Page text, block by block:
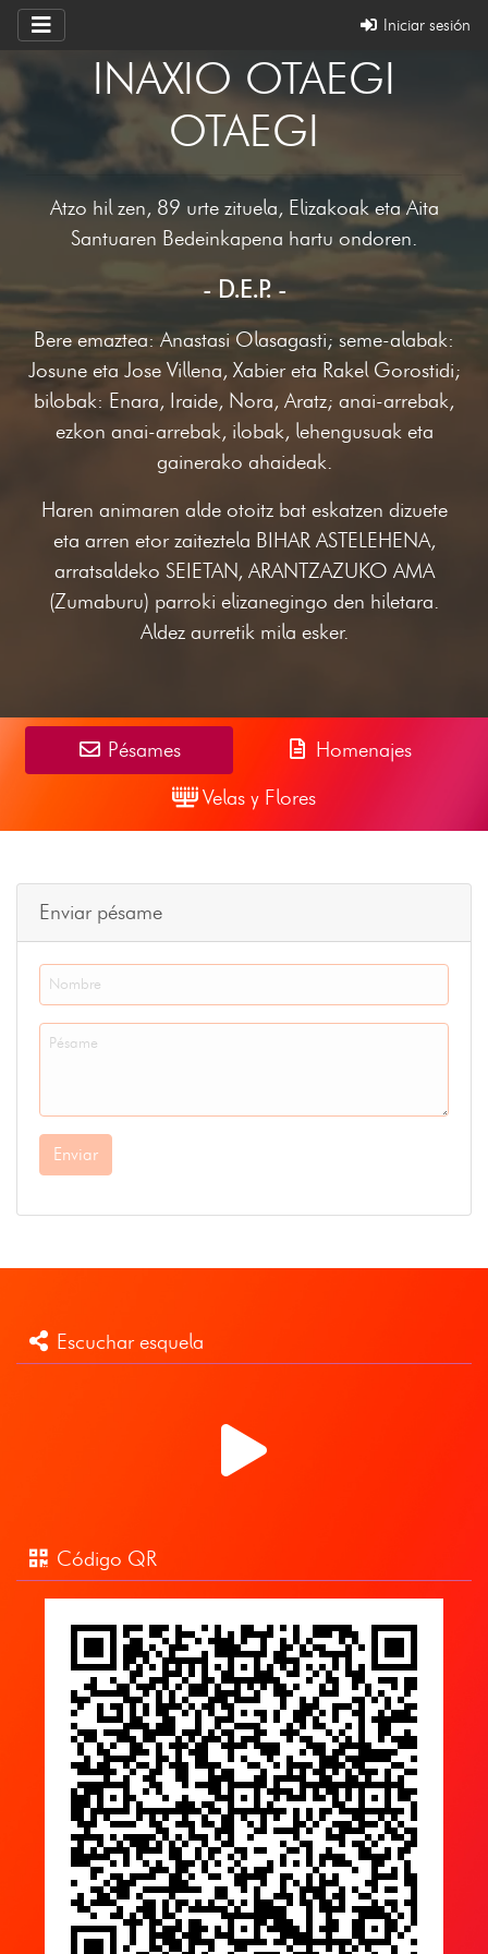
Iniciar sesión
INAXIO OTAEGI
OTAEGI
Atzo hil zen, 89 urte zituela, Elizakoak eta Aita
Santuaren Bedeinkapena hartu ondoren.
- D.E.P. -
Bere emaztea: Anastasi Olasagasti; seme-alabak:
Josune eta Jose Villena, Xabier eta Rakel Gorostidi;
bilobak: Enara, Iraide, Nora, Aratz; anai-arrebak,
ezkon anai-arrebak, ilobak, lehengusuak eta
gainerako ahaideak.
Haren animaren alde otoitz bat eskatzen dizuete
eta arren etor zaiteztela BIHAR ASTELEHENA,
arratsaldeko SEIETAN, ARANTZAZUKO AMA
(Zumaburu) parroki elizanegingo den hiletara.
Aldez aurretik mila esker.
Pésames
Homenajes
Velas y Flores
Enviar pésame
Enviar
Escuchar esquela
Código QR